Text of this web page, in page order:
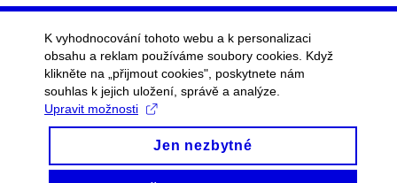
K vyhodnocování tohoto webu a k personalizaci
obsahu a reklam používáme soubory cookies. Když
klikněte na „přijmout cookies", poskytnete nám
souhlas k jejich uložení, správě a analýze.
Upravit možnosti
Jen nezbytné